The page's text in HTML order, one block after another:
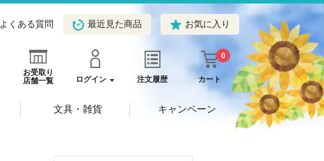
よくある質問 最近見た商品 お気に入り
お受取り
店舗一覧
ログイン 注文履歴 カート
0
文具・雑貨 キャンペーン